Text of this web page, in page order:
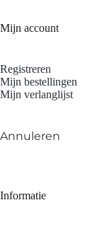
Mijn account
Registreren
Mijn bestellingen
Mijn verlanglijst
Annuleren
Informatie